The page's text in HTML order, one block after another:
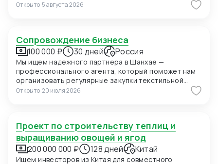
Открыто 5 августа 2026
Сопровождение бизнеса
100 000 ₽ 30 дней Россия
Мы ищем надежного партнера в Шанхае —
профессионального агента, который поможет нам
организовать регулярные закупки текстильной
продукции и фурнитуры в Китае. В ближайшее время
мы планируем приехать в Шанхай для личных встреч
и поиск подходящих фабрик. Конкретно сейчас нас
интересуют позиции: 1. Вешалки пластиковые для
мужских костюмов с возможностью нанесения
логотипа (брендирование). Сегмент —
Открыто 20 июля 2026
Проект по строительству теплиц и
выращиванию овощей и ягод
200 000 000 ₽ 128 дней Китай
Ищем инвесторов из Китая для совместного